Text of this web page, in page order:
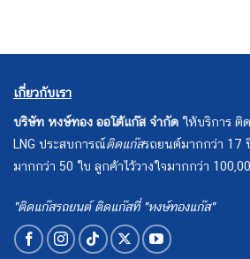
เกี่ยวกับเรา
บริษัท หงษ์ทอง ออโต้แก๊ส จำกัด ให้บริการ ติ
LNG ประสบการณ์ติดแก๊สรถยนต์มากกว่า 17
มากกว่า 50 ใบ ลูกค้าไว้วางใจมากกว่า
"ติดแก๊สรถยนต์ ติดแก๊สที่ "หงษ์ทองแก๊ส"